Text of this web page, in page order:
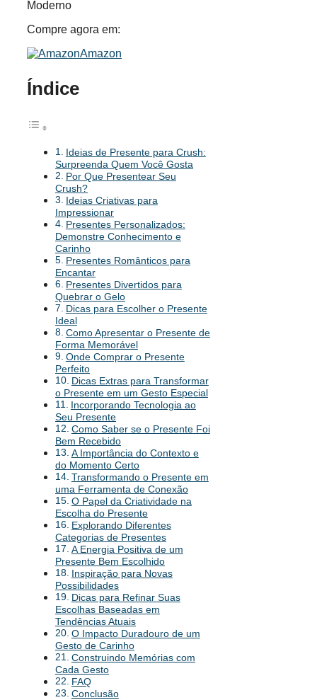
Moderno
Compre agora em:
Amazon
Índice
Ideias de Presente para Crush:
Surpreenda Quem Você Gosta
Por Que Presentear Seu
Crush?
Ideias Criativas para
Impressionar
Presentes Personalizados:
Demonstre Conhecimento e
Carinho
Presentes Românticos para
Encantar
Presentes Divertidos para
Quebrar o Gelo
Dicas para Escolher o Presente
Ideal
Como Apresentar o Presente de
Forma Memorável
Onde Comprar o Presente
Perfeito
Dicas Extras para Transformar
o Presente em um Gesto Especial
Incorporando Tecnologia ao
Seu Presente
Como Saber se o Presente Foi
Bem Recebido
A Importância do Contexto e
do Momento Certo
Transformando o Presente em
uma Ferramenta de Conexão
O Papel da Criatividade na
Escolha do Presente
Explorando Diferentes
Categorias de Presentes
A Energia Positiva de um
Presente Bem Escolhido
Inspiração para Novas
Possibilidades
Dicas para Refinar Suas
Escolhas Baseadas em
Tendências Atuais
O Impacto Duradouro de um
Gesto de Carinho
Construindo Memórias com
Cada Gesto
FAQ
Conclusão